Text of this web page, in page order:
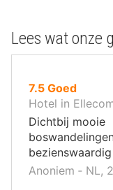
Lees wat onze
7.5uit
10
,
Goed
Hotel in
Dichtbij mooie
bezienswaardig
Anoniem ‐ NL,